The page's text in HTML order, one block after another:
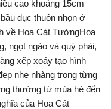
cao khoảng 15cm –
dục thuôn nhọn ở
về Hoa Cát TườngHoa
ngọt ngào và quý phái,
xếp xoáy tạo hình
nhẹ nhàng trong từng
thường từ mùa hè đến
của Hoa Cát